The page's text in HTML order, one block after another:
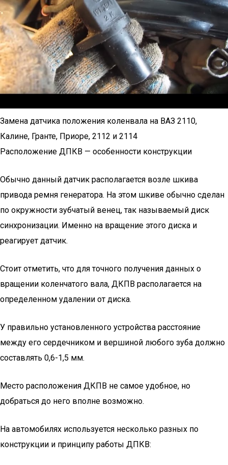
Замена датчика положения коленвала на ВАЗ 2110,
Калине, Гранте, Приоре, 2112 и 2114
Расположение ДПКВ — особенности конструкции
Обычно данный датчик располагается возле шкива
привода ремня генератора. На этом шкиве обычно сделан
по окружности зубчатый венец, так называемый диск
синхронизации. Именно на вращение этого диска и
реагирует датчик.
Стоит отметить, что для точного получения данных о
вращении коленчатого вала, ДКПВ располагается на
определенном удалении от диска.
У правильно установленного устройства расстояние
между его сердечником и вершиной любого зуба должно
составлять 0,6-1,5 мм.
Место расположения ДКПВ не самое удобное, но
добраться до него вполне возможно.
На автомобилях используется несколько разных по
конструкции и принципу работы ДПКВ: